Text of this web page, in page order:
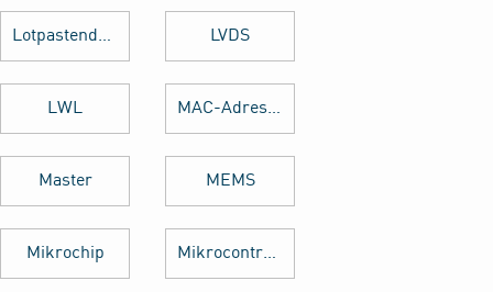
Lotpastendruck LVDS
LWL MAC-Adresse
Master MEMS
Mikrochip Mikrocontroller